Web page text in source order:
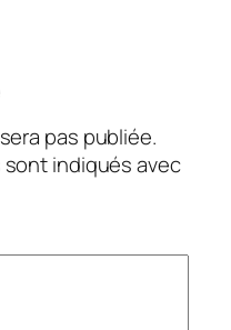
pas publiée.
indiqués avec